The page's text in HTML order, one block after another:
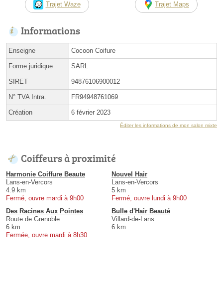
Trajet Waze Trajet Maps
Informations
Enseigne Cocoon Coifure
Forme juridique SARL
SIRET 94876106900012
N° TVA Intra. FR94948761069
Création 6 février 2023
Éditer les informations de mon salon mixte
Coiffeurs à proximité
Harmonie Coiffure Beaute
Lans-en-Vercors
4.9 km
Fermé, ouvre mardi à 9h00
Nouvel Hair
Lans-en-Vercors
5 km
Fermé, ouvre lundi à 9h00
Des Racines Aux Pointes
Route de Grenoble
6 km
Fermée, ouvre mardi à 8h30
Bulle d'Hair Beauté
Villard-de-Lans
6 km